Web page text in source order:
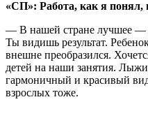
«СП»: Работа, как я понял,
— В нашей стране лучшее —
Ты видишь результат.
внешне преобразился.
детей на наши занятия.
гармоничный и красивый
взрослых тоже.